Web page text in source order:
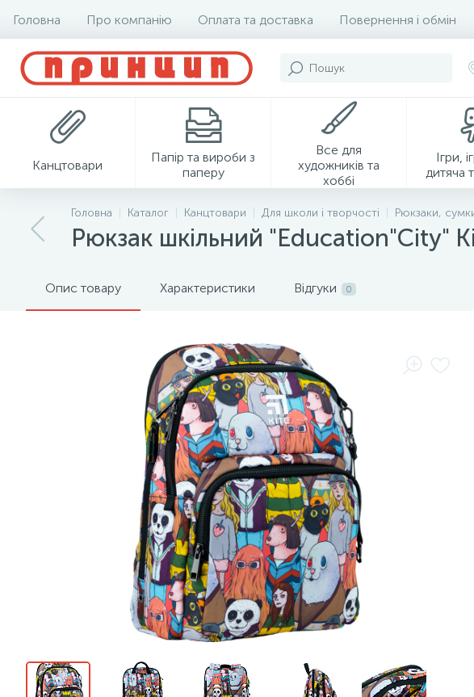
Головна Про компанію Оплата та доставка Повернення і обмін
Канцтовари
Папір та вироби з
паперу
Все для
художників та
хоббі
Ігри,
дитяча
Головна Каталог Канцтовари Для школи і творчості Рюкзаки,
Рюкзак шкільний "Education"City"
Опис товару Характеристики Відгуки 0